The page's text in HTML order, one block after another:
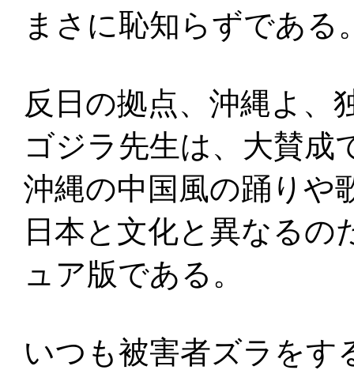
まさに恥知らずである
反日の拠点、沖縄よ、
ゴジラ先生は、大賛成
沖縄の中国風の踊りや
日本と文化と異なるの
ュア版である。
いつも被害者ズラをす